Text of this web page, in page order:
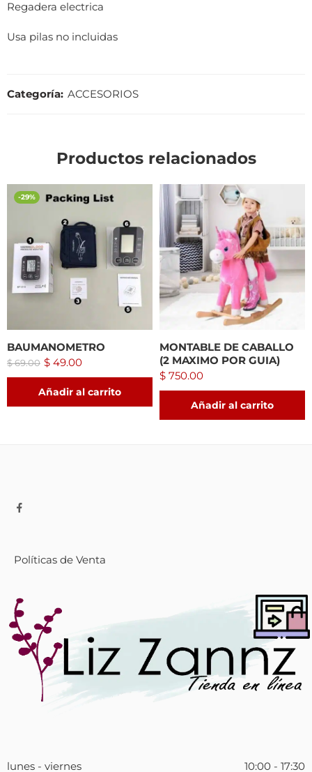
Regadera electrica
Usa pilas no incluidas
Categoría: ACCESORIOS
Productos relacionados
-29%
BAUMANOMETRO
$69.00 $ 49.00
Añadir al carrito
MONTABLE DE CABALLO
(2 MAXIMO POR GUIA)
$ 750.00
Añadir al carrito
Políticas de Venta
lunes - viernes 10:00 - 17:30